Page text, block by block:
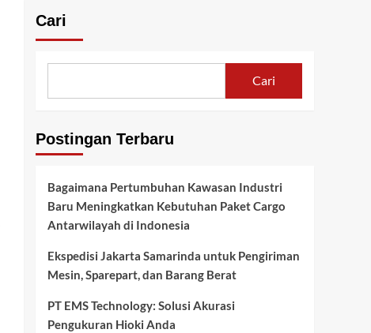
Cari
Cari
Postingan Terbaru
Bagaimana Pertumbuhan Kawasan Industri
Baru Meningkatkan Kebutuhan Paket Cargo
Antarwilayah di Indonesia
Ekspedisi Jakarta Samarinda untuk Pengiriman
Mesin, Sparepart, dan Barang Berat
PT EMS Technology: Solusi Akurasi
Pengukuran Hioki Anda